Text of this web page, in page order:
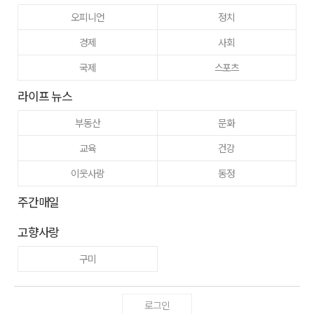
오피니언
정치
경제
사회
국제
스포츠
라이프 뉴스
부동산
문화
교육
건강
이웃사랑
동정
주간매일
고향사랑
구미
로그인